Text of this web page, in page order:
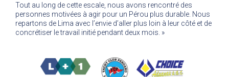
Tout au long de cette escale, nous avons rencontré des
personnes motivées à agir pour un Pérou plus durable. Nous
repartons de Lima avec l’envie d’aller plus loin à leur côté et de
concrétiser le travail initié pendant deux mois. »